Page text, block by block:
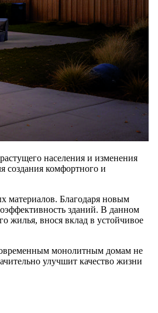
населения и изменения
создания комфортного и
материалов. Благодаря новым
зданий. В данном
жилья, внося вклад в устойчивое
монолитным домам не
улучшит качество жизни